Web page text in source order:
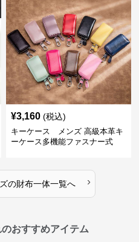
¥3,160 (税込)
キーケース メンズ 高級本革キ
ーケース多機能ファスナー式
の財布一体一覧へ ›
おすすめアイテム